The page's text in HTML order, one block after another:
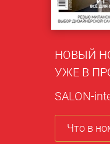
НОВЫЙ
УЖЕ В
SALON-
Что в